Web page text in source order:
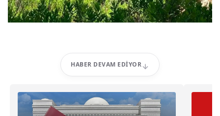
HABER DEVAM EDIYOR